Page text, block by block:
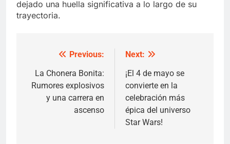
dejado una huella significativa a lo largo de su
trayectoria.
navigation
Previous:
La Chonera Bonita:
Rumores explosivos
y una carrera en
ascenso
Next:
¡El 4 de mayo se
convierte en la
celebración más
épica del universo
Star Wars!